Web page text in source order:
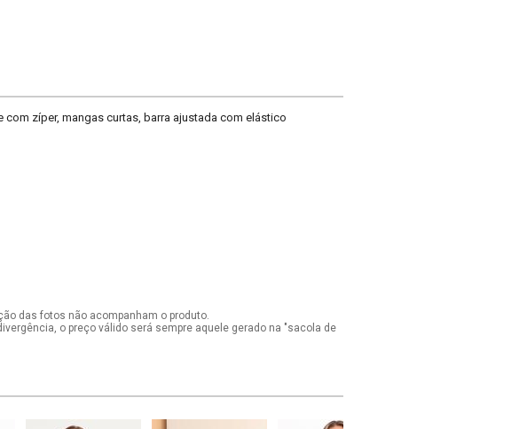
zíper, mangas curtas, barra ajustada com elástico
das fotos não acompanham o produto.
o preço válido será sempre aquele gerado na "sacola de